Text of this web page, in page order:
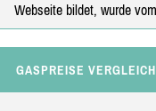
Webseite bildet, wurde
GASPREISE